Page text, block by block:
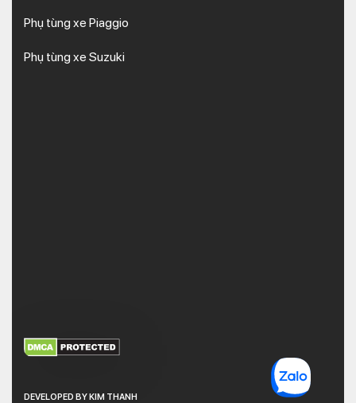
Phụ tùng xe Piaggio
Phụ tùng xe Suzuki
DEVELOPED BY KIM THANH
XEM THÊM